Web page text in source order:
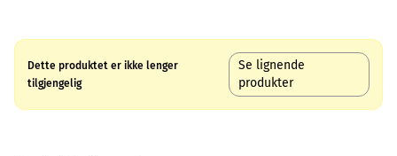
Dette produktet er ikke lenger
tilgjengelig
Se lignende
produkter